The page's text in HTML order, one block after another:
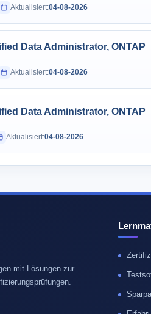
Aktualisiert:04-08-2026
Data Administrator, ONTAP
Aktualisiert:04-08-2026
Data Administrator, ONTAP
Aktualisiert:04-08-2026
mit Lösungen zur